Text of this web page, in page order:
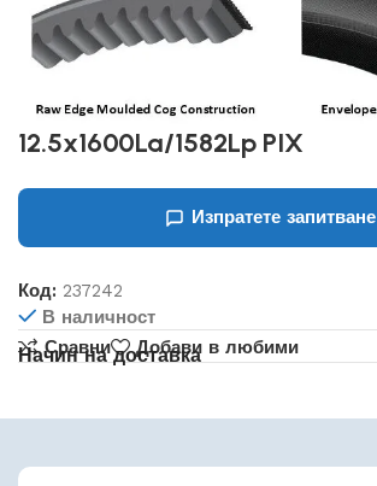
12.5x1600La/1582Lp PIX
Изпратете запитване
Код:237242
В наличност
Сравни
Добави в любими
Начин на доставка